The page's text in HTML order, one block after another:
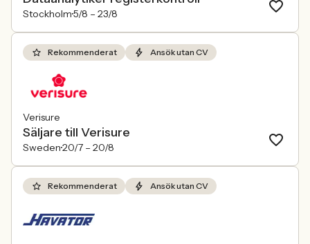
Stockholm5/8 – 23/8
Rekommenderat Ansök utan CV
Verisure
Säljare till Verisure
Sweden20/7 – 20/8
Rekommenderat Ansök utan CV